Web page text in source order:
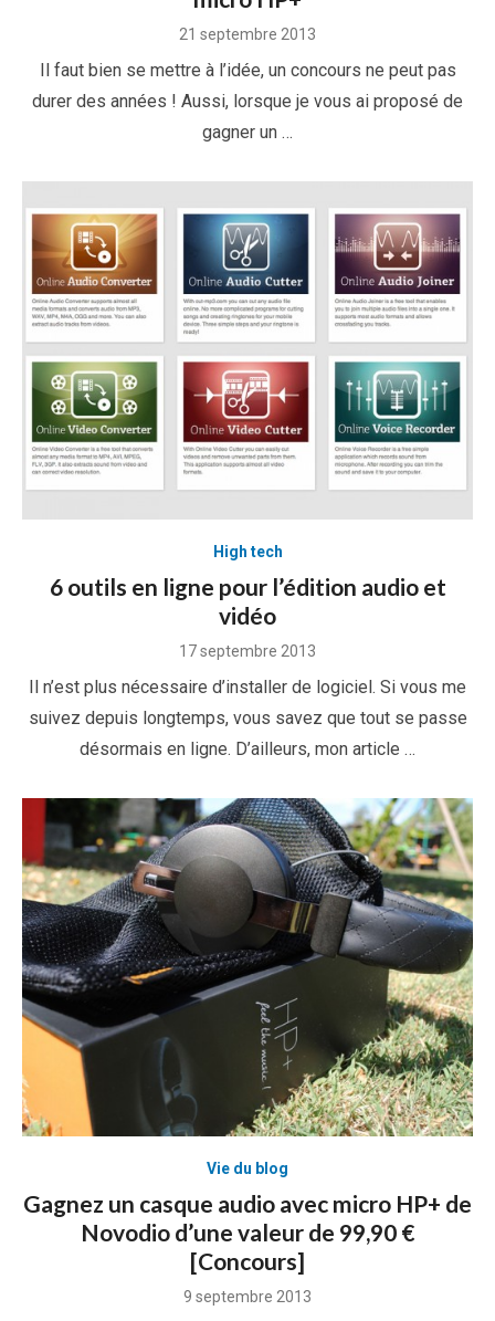
Posted
21 septembre 2013
Il faut bien se mettre à l’idée, un concours ne peut pas
durer des années ! Aussi, lorsque je vous ai proposé de
gagner un …
High tech
6 outils en ligne pour l’édition audio et
vidéo
Posted
17 septembre 2013
Il n’est plus nécessaire d’installer de logiciel. Si vous me
suivez depuis longtemps, vous savez que tout se passe
désormais en ligne. D’ailleurs, mon article …
Vie du blog
Gagnez un casque audio avec micro HP+ de
Novodio d’une valeur de 99,90 €
[Concours]
Posted
9 septembre 2013